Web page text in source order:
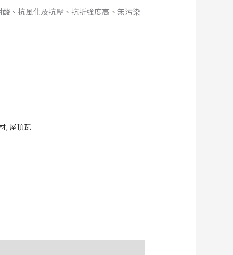
、抗風化及抗壓、抗折強度高、無污染
, 屋頂瓦